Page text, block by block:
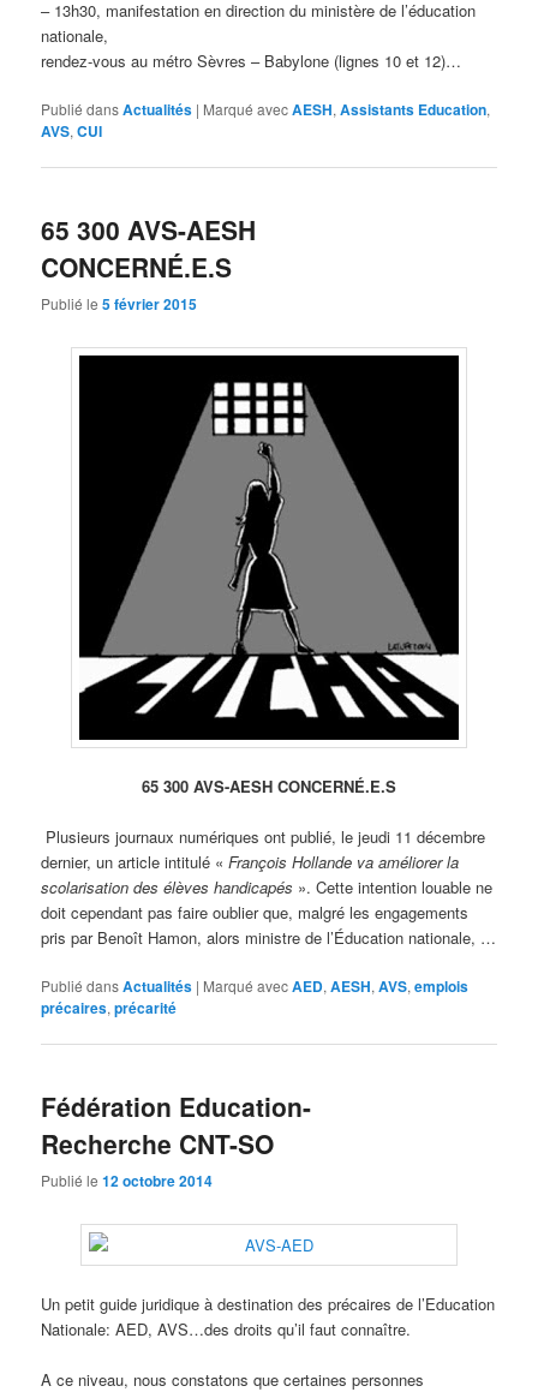
– 13h30, manifestation en direction du ministère de l’éducation
nationale,
rendez-vous au métro Sèvres – Babylone (lignes 10 et 12)…
Publié dansActualités | Marqué avecAESH,Assistants Education,
AVS,CUI
65 300 AVS-AESH
CONCERNÉ.E.S
Publié le5 février 2015
65 300 AVS-AESH CONCERNÉ.E.S
Plusieurs journaux numériques ont publié, le jeudi 11 décembre
dernier, un article intitulé «François Hollande va améliorer la
scolarisation des élèves handicapés ». Cette intention louable ne
doit cependant pas faire oublier que, malgré les engagements
pris par Benoît Hamon, alors ministre de l’Éducation nationale, …
Publié dansActualités | Marqué avecAED,AESH,AVS,emplois
précaires,précarité
Fédération Education-
Recherche CNT-SO
Publié le12 octobre 2014
Un petit guide juridique à destination des précaires de l’Education
Nationale: AED, AVS…des droits qu’il faut connaître.
A ce niveau, nous constatons que certaines personnes